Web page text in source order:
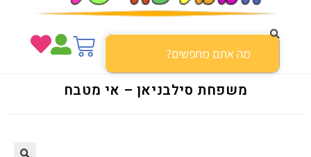
משפחת סילבניאן – אי מטבח